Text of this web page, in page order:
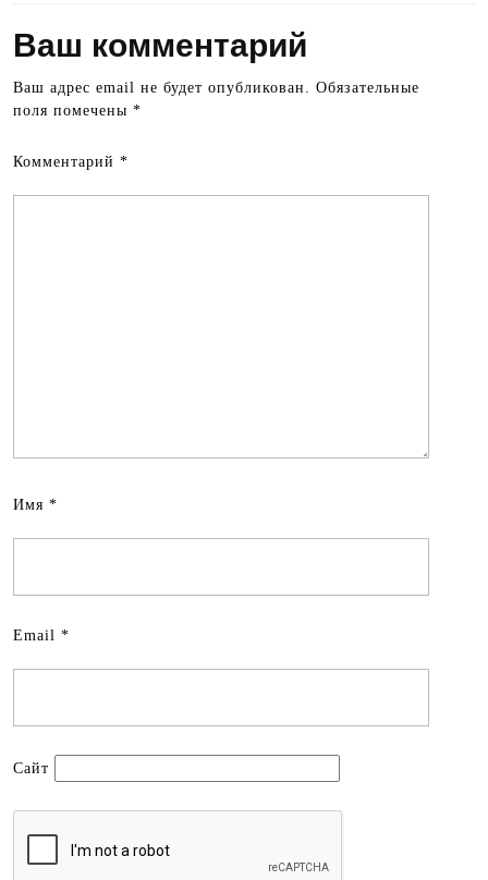
Ваш комментарий
Ваш адрес email не будет опубликован. Обязательные
поля помечены *
Комментарий *
Имя *
Email *
Сайт